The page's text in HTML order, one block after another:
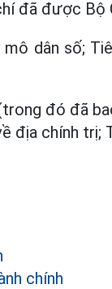
đã được Bộ
dân số;
đó đã
địa chính trị;
chính